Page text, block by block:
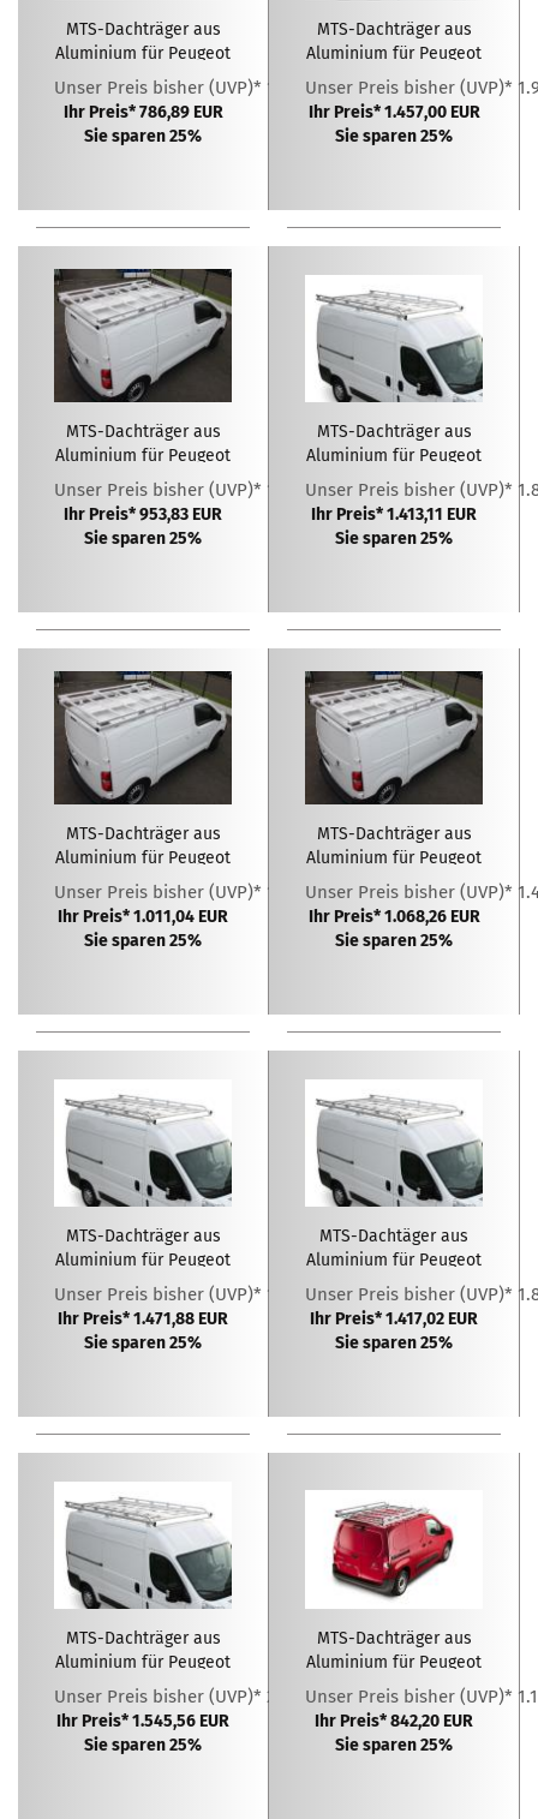
MTS-Dachträger aus
Aluminium für Peugeot
Bipper L1H1 ( 2008 - )
Unser Preis bisher (UVP)* 1.049,18 EUR
Ihr Preis* 786,89 EUR
Sie sparen 25%
MTS-Dachträger aus
Aluminium für Peugeot
Boxer L1H1 ( 2006 - )
Unser Preis bisher (UVP)*
Ihr Preis* 1.457,00 EUR
Sie sparen 25%
MTS-Dachträger aus
Aluminium für Peugeot
Expert L1H1 ( 2016 - )
Unser Preis bisher (UVP)* 1.271,77 EUR
Ihr Preis* 953,83 EUR
Sie sparen 25%
MTS-Dachträger aus
Aluminium für Peugeot
Boxer L1H2
Unser Preis bisher (UVP)*
Ihr Preis* 1.413,11 EUR
Sie sparen 25%
MTS-Dachträger aus
Aluminium für Peugeot
Expert L2H1 ( 2016 - )
Unser Preis bisher (UVP)* 1.348,05 EUR
Ihr Preis* 1.011,04 EUR
Sie sparen 25%
MTS-Dachträger aus
Aluminium für Peugeot
Expert L3H1 ( 2016 - )
Unser Preis bisher (UVP)*
Ihr Preis* 1.068,26 EUR
Sie sparen 25%
MTS-Dachträger aus
Aluminium für Peugeot
Boxer L2H1( 2006 - )
Unser Preis bisher (UVP)* 1.962,51 EUR
Ihr Preis* 1.471,88 EUR
Sie sparen 25%
MTS-Dachtäger aus
Aluminium für Peugeot
Boxer L2H2 ( 2006 - )
Unser Preis bisher (UVP)*
Ihr Preis* 1.417,02 EUR
Sie sparen 25%
MTS-Dachträger aus
Aluminium für Peugeot
Boxer L3H2 ( 2006 - )
Unser Preis bisher (UVP)* 2.060,74 EUR
Ihr Preis* 1.545,56 EUR
Sie sparen 25%
MTS-Dachträger aus
Aluminium für Peugeot
Partner L1H1 ( 2018 - )
Unser Preis bisher (UVP)*
Ihr Preis* 842,20 EUR
Sie sparen 25%